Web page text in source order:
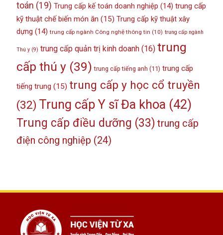
toán (19) Trung cấp kế toán doanh nghiệp (14) trung cấp
kỹ thuật chế biến món ăn (15) Trung cấp kỹ thuật xây
dựng (14) trung cấp ngành Công nghệ thông tin (10) trung cấp ngành
Thú y(9) trung cấp quản trị kinh doanh(16) trung
cấp thú y(39) trung cấp tiếng anh (11) trung cấp
tiếng trung (15) trung cấp y học cổ truyền
(32) Trung cấp Y sĩ Đa khoa (42)
Trung cấp điều dưỡng (33) trung cấp
điện công nghiệp (24)